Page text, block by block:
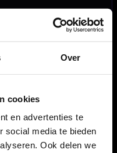
Over
cookies
en advertenties te
social media te bieden
Ook delen we